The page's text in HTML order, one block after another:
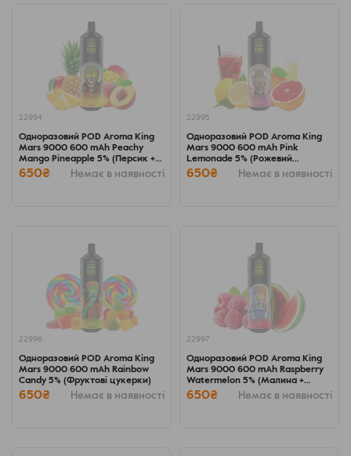
22994
Одноразовий POD Aroma King
Mars 9000 600 mAh Peachy
Mango Pineapple 5% (Персик +
Манго + Ананас)
650₴ Немає в наявності
22995
Одноразовий POD Aroma King
Mars 9000 600 mAh Pink
Lemonade 5% (Рожевий
лимонад)
650₴ Немає в наявності
22996
Одноразовий POD Aroma King
Mars 9000 600 mAh Rainbow
Candy 5% (Фруктові цукерки)
650₴ Немає в наявності
22997
Одноразовий POD Aroma King
Mars 9000 600 mAh Raspberry
Watermelon 5% (Малина +
Кавун)
650₴ Немає в наявності